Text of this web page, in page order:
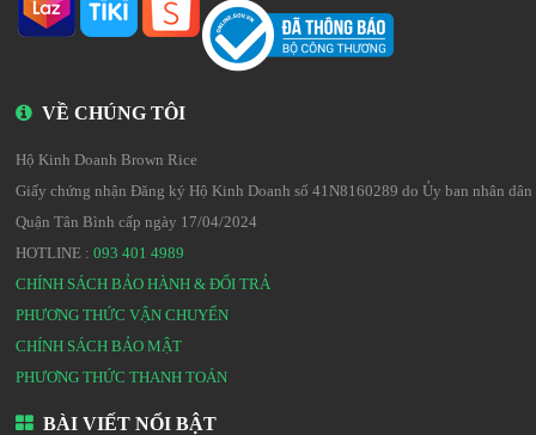
VỀ CHÚNG TÔI
Hộ Kinh Doanh Brown Rice
Giấy chứng nhận Đăng ký Hộ Kinh Doanh số 41N8160289 do Ủy ban nhân dân
Quận Tân Bình cấp ngày 17/04/2024
HOTLINE : 093 401 4989
CHÍNH SÁCH BẢO HÀNH & ĐỔI TRẢ
PHƯƠNG THỨC VẬN CHUYỂN
CHÍNH SÁCH BẢO MẬT
PHƯƠNG THỨC THANH TOÁN
BÀI VIẾT NỔI BẬT